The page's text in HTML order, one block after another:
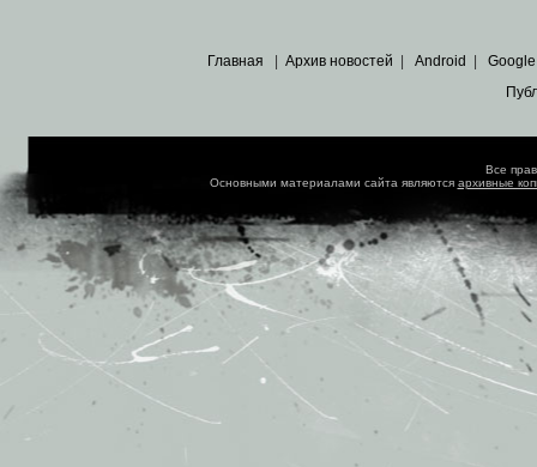
Главная Архив новостей Android Google
Все
Основными материалами сайта являются архивные